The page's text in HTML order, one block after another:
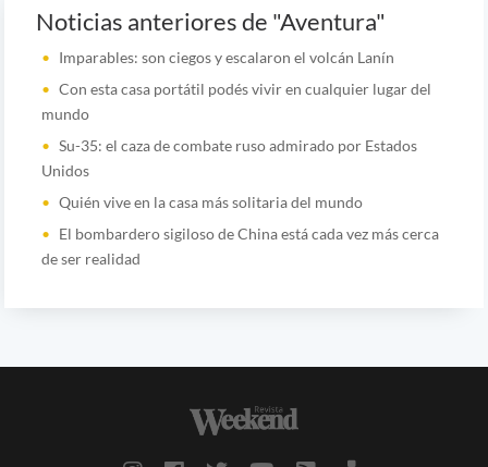
Noticias anteriores de "Aventura"
Imparables: son ciegos y escalaron el volcán Lanín
Con esta casa portátil podés vivir en cualquier lugar del
mundo
Su-35: el caza de combate ruso admirado por Estados
Unidos
Quién vive en la casa más solitaria del mundo
El bombardero sigiloso de China está cada vez más cerca
de ser realidad